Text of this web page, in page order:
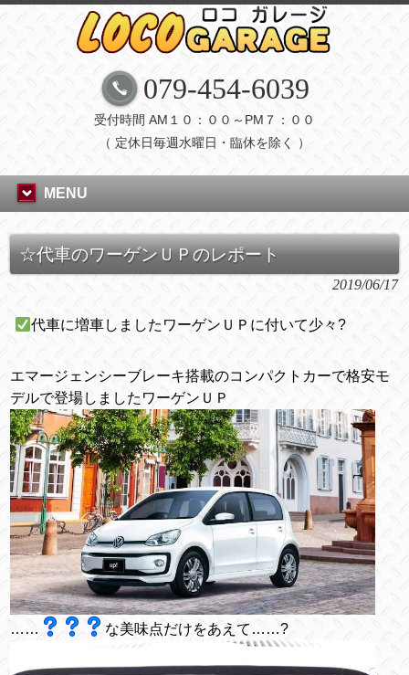
079-454-6039
受付時間 AM１０：００～PM７：００
（ 定休日毎週水曜日・臨休を除く ）
MENU
☆代車のワーゲンＵＰのレポート
2019/06/17
代車に増車しましたワーゲンＵＰに付いて少々?
エマージェンシーブレーキ搭載のコンパクトカーで格安モ
デルで登場しましたワーゲンＵＰ
…… な美味点だけをあえて……?